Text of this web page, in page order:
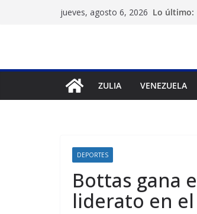
jueves, agosto 6, 2026 Lo último:
ZULIA VENEZUELA
DEPORTES
Bottas gana
liderato en